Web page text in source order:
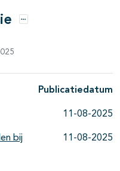
Opties
Publicatiedatum
11-08-2025
bij
11-08-2025